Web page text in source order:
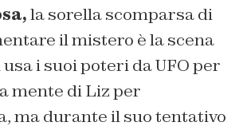
la sorella scomparsa di
il mistero è la scena
i suoi poteri da UFO per
mente di Liz per
ma durante il suo tentativo